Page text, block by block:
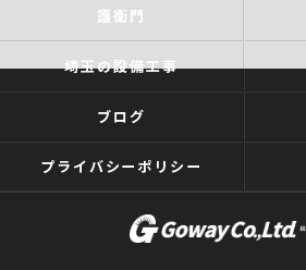
護衛門
埼玉の設備工事
ブログ
プライバシーポリシー